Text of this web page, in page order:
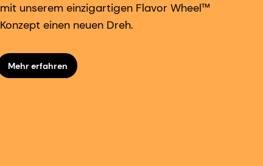
mit unserem einzigartigen Flavor Wheel™
Konzept einen neuen Dreh.
Mehr erfahren